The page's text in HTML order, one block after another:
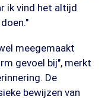
ik vind het altijd
meegemaakt
gevoel bij", merkt
De
bewijzen van